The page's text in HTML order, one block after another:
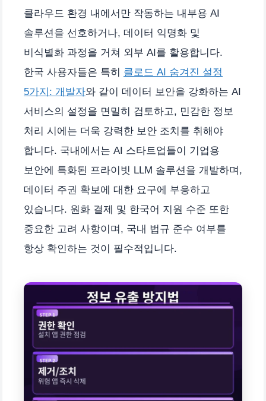
클라우드 환경 내에서만 작동하는 내부용 AI
솔루션을 선호하거나, 데이터 익명화 및
비식별화 과정을 거쳐 외부 AI를 활용합니다.
한국 사용자들은 특히 클로드 AI 숨겨진 설정
5가지: 개발자와 같이 데이터 보안을 강화하는 AI
서비스의 설정을 면밀히 검토하고, 민감한 정보
처리 시에는 더욱 강력한 보안 조치를 취해야
합니다. 국내에서는 AI 스타트업들이 기업용
보안에 특화된 프라이빗 LLM 솔루션을 개발하며,
데이터 주권 확보에 대한 요구에 부응하고
있습니다. 원화 결제 및 한국어 지원 수준 또한
중요한 고려 사항이며, 국내 법규 준수 여부를
항상 확인하는 것이 필수적입니다.